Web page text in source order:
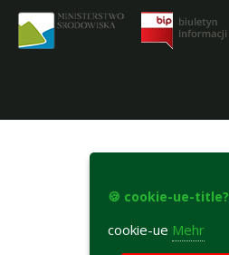
🍪 cookie-ue-title?
cookie-ue Mehr